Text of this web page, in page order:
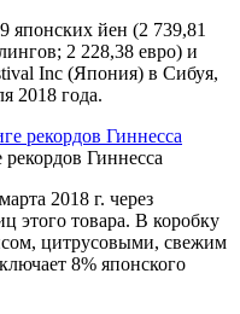
японских йен (2 739,81
2 228,38 евро) и
Inc (Япония) в Сибуя,
2018 года.
Гиннесса
2018 г. через
этого товара. В коробку
цитрусовыми, свежим
8% японского